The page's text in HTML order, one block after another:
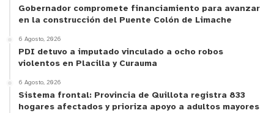
Gobernador compromete financiamiento para avanzar
en la construcción del Puente Colón de Limache
6 Agosto, 2026
PDI detuvo a imputado vinculado a ocho robos
violentos en Placilla y Curauma
6 Agosto, 2026
Sistema frontal: Provincia de Quillota registra 833
hogares afectados y prioriza apoyo a adultos mayores